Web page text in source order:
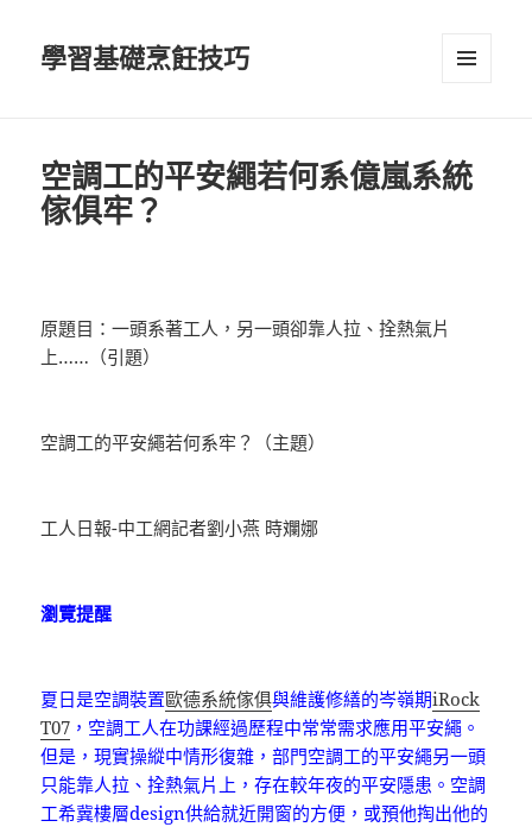
學習基礎烹飪技巧
空調工的平安繩若何系億嵐系統
傢俱牢？
原題目：一頭系著工人，另一頭卻靠人拉、拴熱氣片
上……（引題）
空調工的平安繩若何系牢？（主題）
工人日報-中工網記者劉小燕 時斕娜
瀏覽提醒
夏日是空調裝置歐德系統傢俱與維護修繕的岑嶺期iRock
T07 ，空調工人在功課經過歷程中常常需求應用平安繩。
但是，現實操縱中情形復雜，部門空調工的平安繩另一頭
只能靠人拉、拴熱氣片上，存在較年夜的平安隱患。空調
工希冀樓層design供給就近開窗的方便，或預他掏出他的